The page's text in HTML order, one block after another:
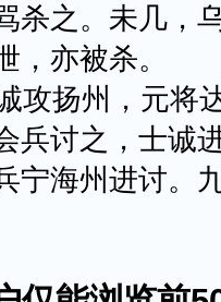
杀之。未几，
，亦被杀。
扬州，元将
兵讨之，士诚
宁海州进讨。